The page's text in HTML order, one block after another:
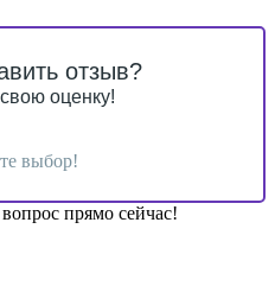
отзыв?
оценку!
выбор!
прямо сейчас!